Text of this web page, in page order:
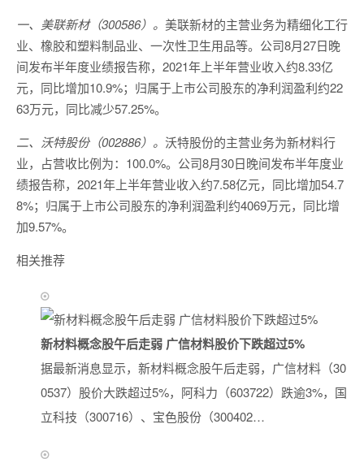
一、美联新材（300586）。 美联新材的主营业务为精细化工行
业、橡胶和塑料制品业、一次性卫生用品等。公司8月27日晚
间发布半年度业绩报告称，2021年上半年营业收入约8.33亿
元，同比增加10.9%；归属于上市公司股东的净利润盈利约22
63万元，同比减少57.25%。
二、沃特股份（002886）。 沃特股份的主营业务为新材料行
业，占营收比例为：100.0%。公司8月30日晚间发布半年度业
绩报告称，2021年上半年营业收入约7.58亿元，同比增加54.7
8%；归属于上市公司股东的净利润盈利约4069万元，同比增
加9.57%。
相关推荐
新材料概念股午后走弱 广信材料股价下跌超过5%
据最新消息显示，新材料概念股午后走弱，广信材料（30
0537）股价大跌超过5%，阿科力（603722）跌逾3%，国
立科技（300716）、宝色股份（300402…